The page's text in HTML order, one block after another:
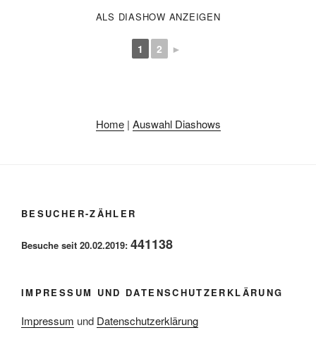
ALS DIASHOW ANZEIGEN
1 2 ►
Home| Auswahl Diashows
BESUCHER-ZÄHLER
Besuche seit 20.02.2019: 441138
IMPRESSUM UND DATENSCHUTZERKLÄRUNG
Impressum und Datenschutzerklärung